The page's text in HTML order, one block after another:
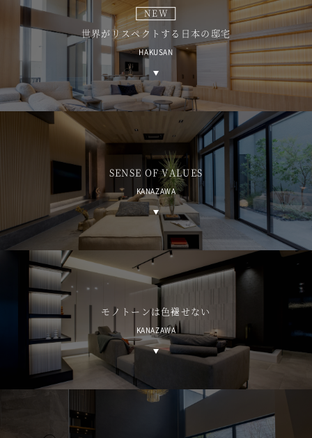
NEW
世界がリスペクトする日本の邸宅
HAKUSAN
SENSE OF VALUES
KANAZAWA
モノトーンは色褪せない
KANAZAWA